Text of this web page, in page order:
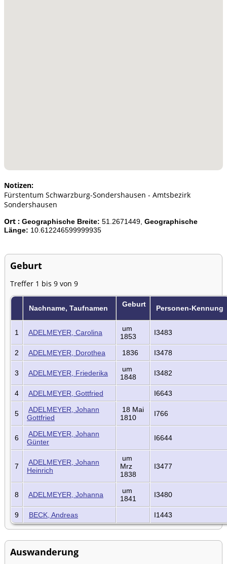
Notizen:
Fürstentum Schwarzburg-Sondershausen - Amtsbezirk
Sondershausen
Ort : Geographische Breite: 51.2671449, Geographische
Länge: 10.612246599999935
Geburt
Treffer 1 bis 9 von 9
Nachname, Taufnamen Geburt Personen-Kennung
1 ADELMEYER, Carolina
um
1853
I3483
2 ADELMEYER, Dorothea 1836 I3478
3 ADELMEYER, Friederika
um
1848
I3482
4 ADELMEYER, Gottfried I6643
5
ADELMEYER, Johann
Gottfried
18 Mai
1810
I766
6
ADELMEYER, Johann
Günter
I6644
7
ADELMEYER, Johann
Heinrich
um
Mrz
1838
I3477
8 ADELMEYER, Johanna
um
1841
I3480
9 BECK, Andreas I1443
Auswanderung